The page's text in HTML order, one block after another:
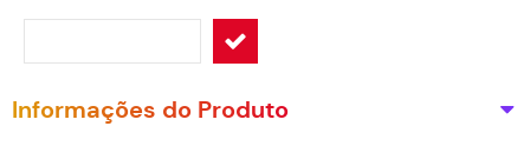
Informações do Produto